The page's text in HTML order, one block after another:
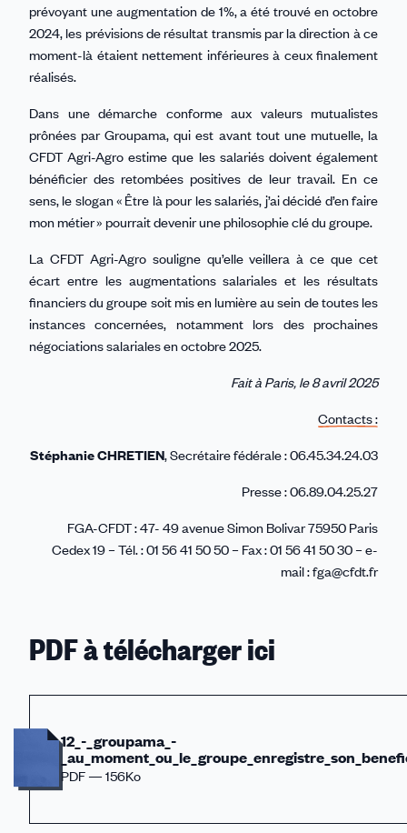
prévoyant une augmentation de 1%, a été trouvé en octobre
2024, les prévisions de résultat transmis par la direction à ce
moment-là étaient nettement inférieures à ceux finalement
réalisés.
Dans une démarche conforme aux valeurs mutualistes
prônées par Groupama, qui est avant tout une mutuelle, la
CFDT Agri-Agro estime que les salariés doivent également
bénéficier des retombées positives de leur travail. En ce
sens, le slogan « Être là pour les salariés, j’ai décidé d’en faire
mon métier » pourrait devenir une philosophie clé du groupe.
La CFDT Agri-Agro souligne qu’elle veillera à ce que cet
écart entre les augmentations salariales et les résultats
financiers du groupe soit mis en lumière au sein de toutes les
instances concernées, notamment lors des prochaines
négociations salariales en octobre 2025.
Fait à Paris, le 8 avril 2025
Contacts :
Stéphanie CHRETIEN, Secrétaire fédérale : 06.45.34.24.03
Presse : 06.89.04.25.27
FGA-CFDT : 47- 49 avenue Simon Bolivar 75950 Paris
Cedex 19 – Tél. : 01 56 41 50 50 – Fax : 01 56 41 50 30 – e-
mail : fga@cfdt.fr
PDF à télécharger ici
12_-_groupama_-
PDF — 156Ko